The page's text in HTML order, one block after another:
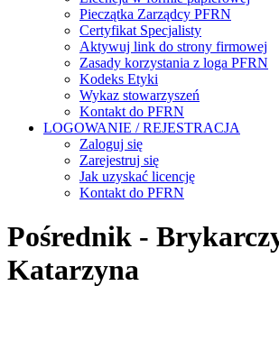
Pieczątka Zarządcy PFRN
Certyfikat Specjalisty
Aktywuj link do strony firmowej
Zasady korzystania z loga PFRN
Kodeks Etyki
Wykaz stowarzyszeń
Kontakt do PFRN
LOGOWANIE / REJESTRACJA
Zaloguj się
Zarejestruj się
Jak uzyskać licencję
Kontakt do PFRN
Pośrednik -
Katarzyna